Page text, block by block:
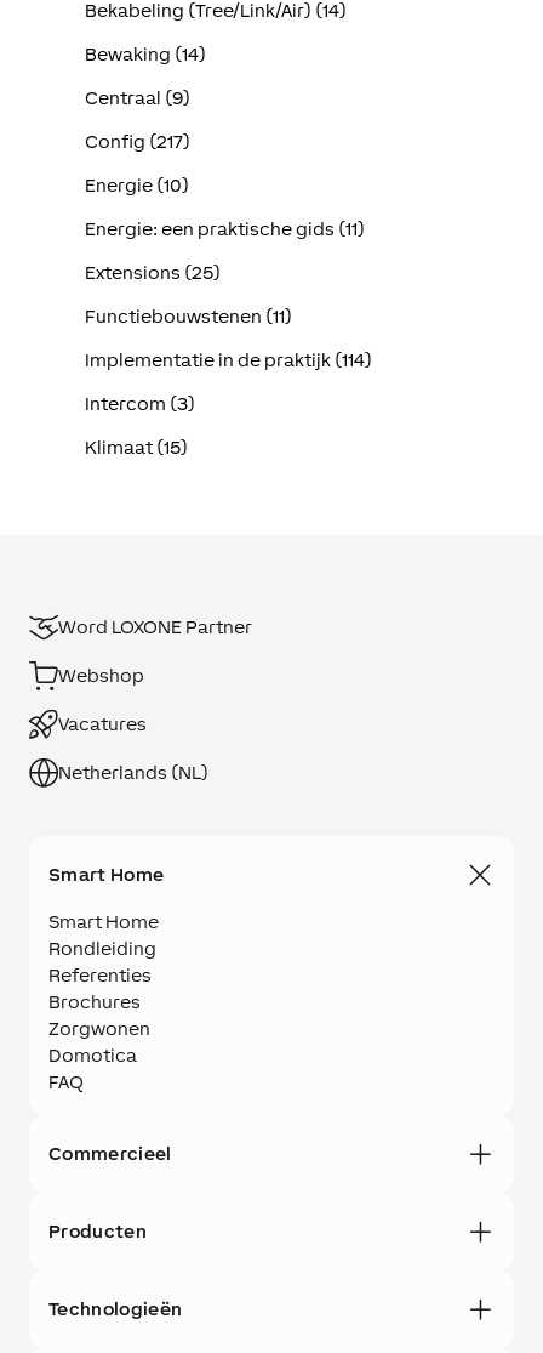
Bekabeling (Tree/Link/Air) (14)
Bewaking (14)
Centraal (9)
Config (217)
Energie (10)
Energie: een praktische gids (11)
Extensions (25)
Functiebouwstenen (11)
Implementatie in de praktijk (114)
Intercom (3)
Klimaat (15)
Word LOXONE Partner
Webshop
Vacatures
Netherlands (NL)
Smart Home
Smart Home
Rondleiding
Referenties
Brochures
Zorgwonen
Domotica
FAQ
Commercieel
Producten
Technologieën